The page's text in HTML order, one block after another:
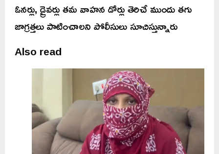
ఓనర్లు, డ్రైవర్లు తమ వాహన డోర్లు తెరిచే ముందు తగు
జాగ్రత్తలు పాటించాలని పోలీసులు సూచిస్తున్నారు
Also read